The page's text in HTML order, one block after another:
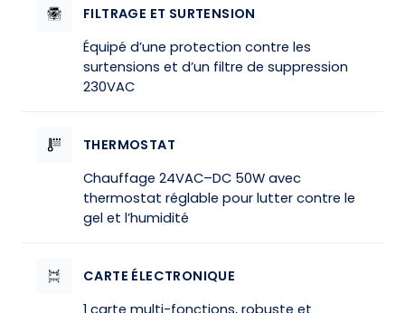
FILTRAGE ET SURTENSION
Équipé d’une protection contre les
surtensions et d’un filtre de suppression
230VAC
THERMOSTAT
Chauffage 24VAC–DC 50W avec
thermostat réglable pour lutter contre le
gel et l’humidité
CARTE ÉLECTRONIQUE
1 carte multi-fonctions, robuste et